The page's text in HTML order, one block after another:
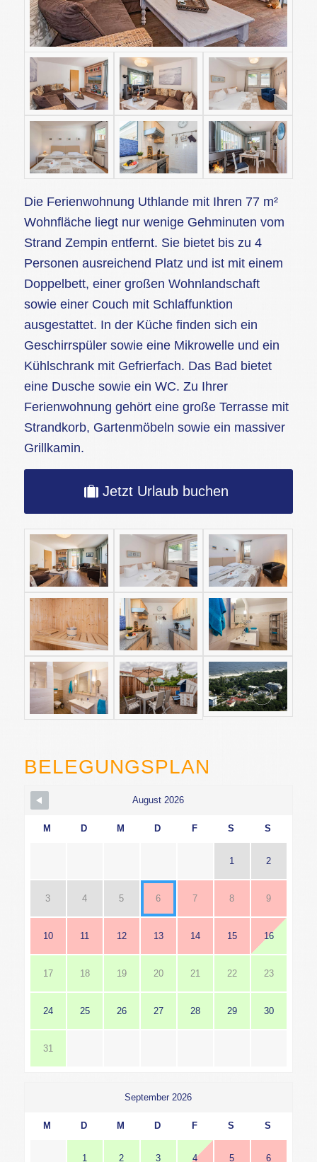
Die Ferienwohnung Uthlande mit Ihren 77 m²
Wohnfläche liegt nur wenige Gehminuten vom
Strand Zempin entfernt. Sie bietet bis zu 4
Personen ausreichend Platz und ist mit einem
Doppelbett, einer großen Wohnlandschaft
sowie einer Couch mit Schlaffunktion
ausgestattet. In der Küche finden sich ein
Geschirrspüler sowie eine Mikrowelle und ein
Kühlschrank mit Gefrierfach. Das Bad bietet
eine Dusche sowie ein WC. Zu Ihrer
Ferienwohnung gehört eine große Terrasse mit
Strandkorb, Gartenmöbeln sowie ein massiver
Grillkamin.
Jetzt Urlaub buchen
BELEGUNGSPLAN
August 2026
M D M D F S S
1 2
3 4 5 6 7 8 9
10 11 12 13 14 15 16
17 18 19 20 21 22 23
24 25 26 27 28 29 30
31
September 2026
M D M D F S S
1 2 3 4 5 6